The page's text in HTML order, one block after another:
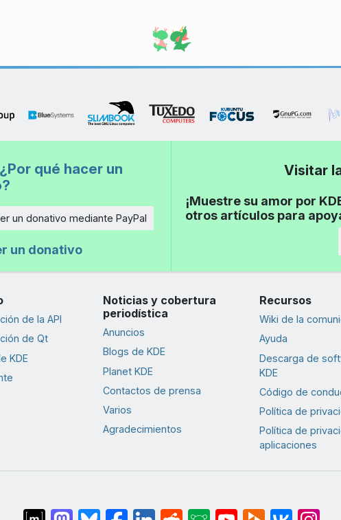
¿Por qué hacer un
un donativo mediante PayPal
un donativo
Visitar
¡Muestre su amor por
otros artículos para
de la API
de Qt
KDE
Noticias y cobertura
periodística
Anuncios
Blogs de KDE
Planet KDE
Contactos de prensa
Varios
Agradecimientos
Recursos
Wiki de la
Ayuda
Descarga de
KDE
Código de
Política de
Política de
aplicaciones